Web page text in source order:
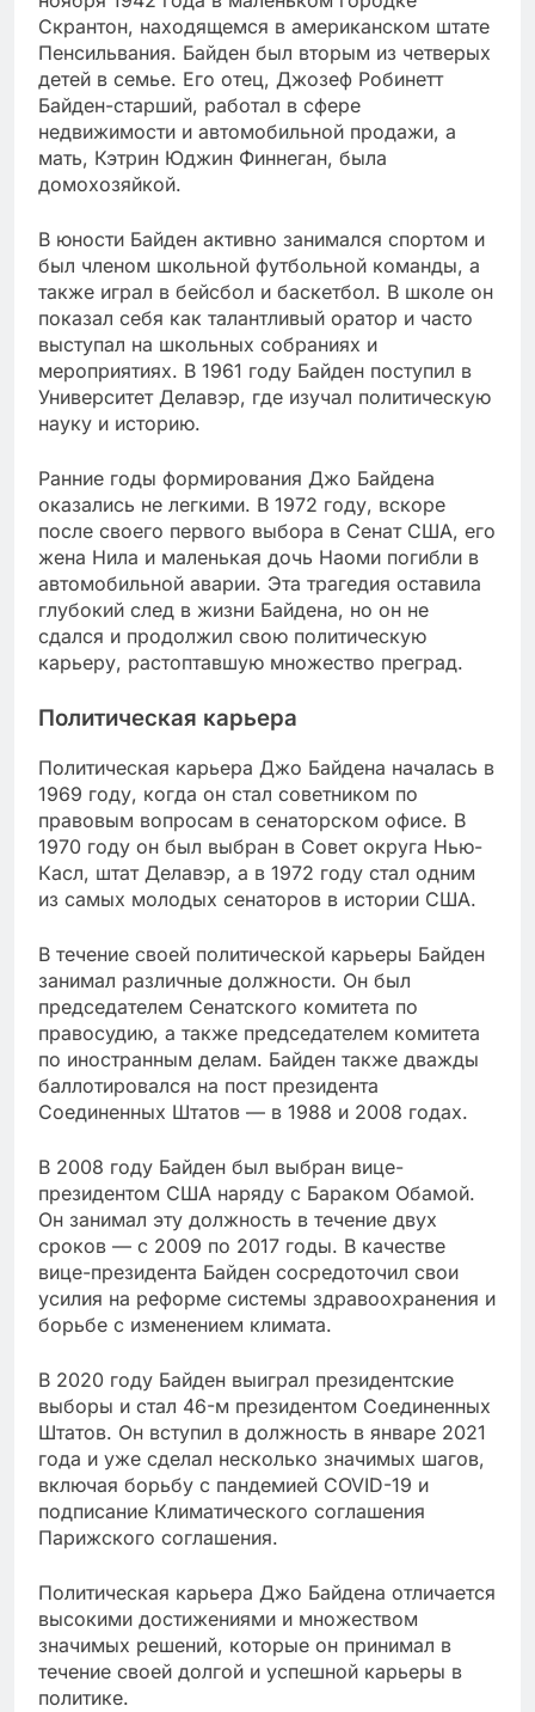
Скрантон, находящемся в американском штате
Пенсильвания. Байден был вторым из четверых
детей в семье. Его отец, Джозеф Робинетт
Байден-старший, работал в сфере
недвижимости и автомобильной продажи, а
мать, Кэтрин Юджин Финнеган, была
домохозяйкой.
В юности Байден активно занимался спортом и
был членом школьной футбольной команды, а
также играл в бейсбол и баскетбол. В школе он
показал себя как талантливый оратор и часто
выступал на школьных собраниях и
мероприятиях. В 1961 году Байден поступил в
Университет Делавэр, где изучал политическую
науку и историю.
Ранние годы формирования Джо Байдена
оказались не легкими. В 1972 году, вскоре
после своего первого выбора в Сенат США, его
жена Нила и маленькая дочь Наоми погибли в
автомобильной аварии. Эта трагедия оставила
глубокий след в жизни Байдена, но он не
сдался и продолжил свою политическую
карьеру, растоптавшую множество преград.
Политическая карьера
Политическая карьера Джо Байдена началась в
1969 году, когда он стал советником по
правовым вопросам в сенаторском офисе. В
1970 году он был выбран в Совет округа Нью-
Касл, штат Делавэр, а в 1972 году стал одним
из самых молодых сенаторов в истории США.
В течение своей политической карьеры Байден
занимал различные должности. Он был
председателем Сенатского комитета по
правосудию, а также председателем комитета
по иностранным делам. Байден также дважды
баллотировался на пост президента
Соединенных Штатов — в 1988 и 2008 годах.
В 2008 году Байден был выбран вице-
президентом США наряду с Бараком Обамой.
Он занимал эту должность в течение двух
сроков — с 2009 по 2017 годы. В качестве
вице-президента Байден сосредоточил свои
усилия на реформе системы здравоохранения и
борьбе с изменением климата.
В 2020 году Байден выиграл президентские
выборы и стал 46-м президентом Соединенных
Штатов. Он вступил в должность в январе 2021
года и уже сделал несколько значимых шагов,
включая борьбу с пандемией COVID-19 и
подписание Климатического соглашения
Парижского соглашения.
Политическая карьера Джо Байдена отличается
высокими достижениями и множеством
значимых решений, которые он принимал в
течение своей долгой и успешной карьеры в
политике.